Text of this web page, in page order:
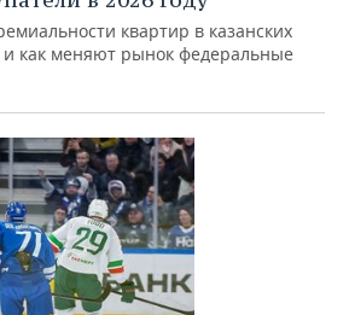
квартир в казанских
и как меняют рынок федеральные